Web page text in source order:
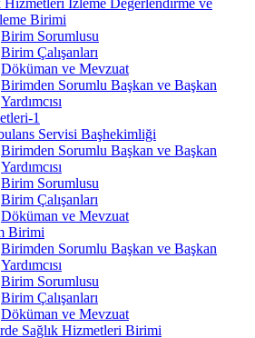
Birimi
Birim Sorumlusu
Birim Çalışanları
Döküman ve Mevzuat
Birimden Sorumlu Başkan ve Başkan
Yardımcısı
1
Servisi Başhekimliği
Birimden Sorumlu Başkan ve Başkan
Yardımcısı
Birim Sorumlusu
Birim Çalışanları
Döküman ve Mevzuat
Birimi
Birimden Sorumlu Başkan ve Başkan
Yardımcısı
Birim Sorumlusu
Birim Çalışanları
Döküman ve Mevzuat
Sağlık Hizmetleri Birimi